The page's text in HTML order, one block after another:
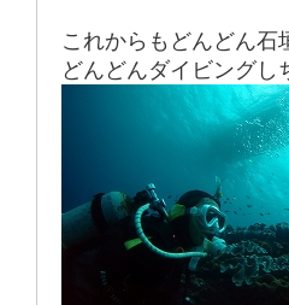
これからもどんどん石
どんどんダイビングし